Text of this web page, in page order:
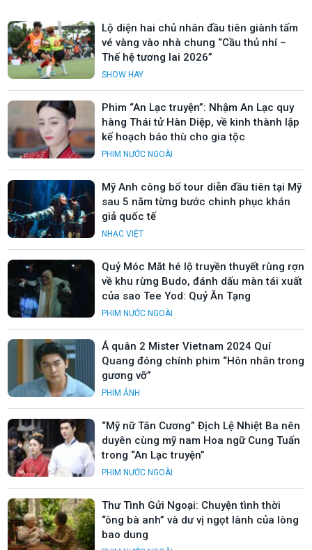
Lộ diện hai chủ nhân đầu tiên giành tấm
vé vàng vào nhà chung “Cầu thủ nhí –
Thế hệ tương lai 2026”
SHOW HAY
Phim “An Lạc truyện”: Nhậm An Lạc quy
hàng Thái tử Hàn Diệp, về kinh thành lập
kế hoạch báo thù cho gia tộc
PHIM NƯỚC NGOÀI
Mỹ Anh công bố tour diễn đầu tiên tại Mỹ
sau 5 năm từng bước chinh phục khán
giả quốc tế
NHẠC VIỆT
Quỷ Móc Mắt hé lộ truyền thuyết rùng rợn
về khu rừng Budo, đánh dấu màn tái xuất
của sao Tee Yod: Quỷ Ăn Tạng
PHIM NƯỚC NGOÀI
Á quân 2 Mister Vietnam 2024 Quí
Quang đóng chính phim “Hôn nhân trong
gương vỡ”
PHIM ẢNH
“Mỹ nữ Tân Cương” Địch Lệ Nhiệt Ba nên
duyên cùng mỹ nam Hoa ngữ Cung Tuấn
trong “An Lạc truyện”
PHIM NƯỚC NGOÀI
Thư Tình Gửi Ngoại: Chuyện tình thời
“ông bà anh” và dư vị ngọt lành của lòng
bao dung